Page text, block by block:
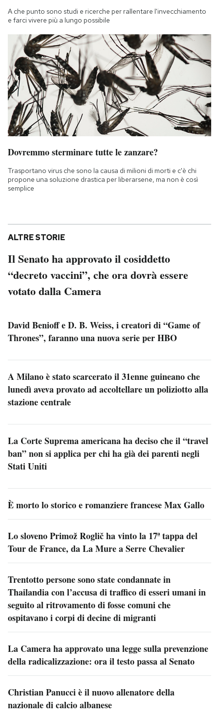
A che punto sono studi e ricerche per rallentare l'invecchiamento
e farci vivere più a lungo possibile
Dovremmo sterminare tutte le zanzare?
Trasportano virus che sono la causa di milioni di morti e c'è chi
propone una soluzione drastica per liberarsene, ma non è così
semplice
ALTRE STORIE
Il Senato ha approvato il cosiddetto
“decreto vaccini”, che ora dovrà essere
votato dalla Camera
David Benioff e D. B. Weiss, i creatori di “Game of
Thrones”, faranno una nuova serie per HBO
A Milano è stato scarcerato il 31enne guineano che
lunedì aveva provato ad accoltellare un poliziotto alla
stazione centrale
La Corte Suprema americana ha deciso che il “travel
ban” non si applica per chi ha già dei parenti negli
Stati Uniti
È morto lo storico e romanziere francese Max Gallo
Lo sloveno Primož Roglič ha vinto la 17ª tappa del
Tour de France, da La Mure a Serre Chevalier
Trentotto persone sono state condannate in
Thailandia con l’accusa di traffico di esseri umani in
seguito al ritrovamento di fosse comuni che
ospitavano i corpi di decine di migranti
La Camera ha approvato una legge sulla prevenzione
della radicalizzazione: ora il testo passa al Senato
Christian Panucci è il nuovo allenatore della
nazionale di calcio albanese